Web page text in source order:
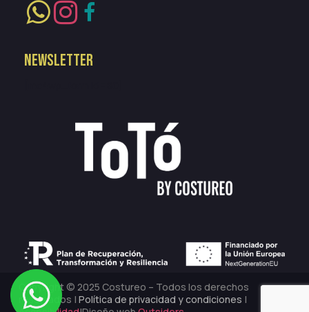
NEWSLETTER
Copyright © 2025 Costureo – Todos los derechos
reservados | Política de privacidad y condiciones |